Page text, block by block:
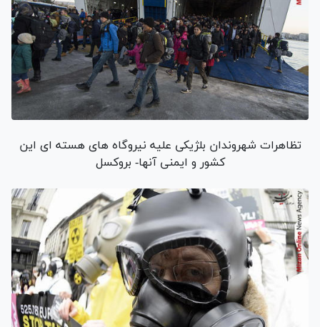
تظاهرات شهروندان بلژیکی علیه نیروگاه های هسته ای این
کشور و ایمنی آنها- بروکسل